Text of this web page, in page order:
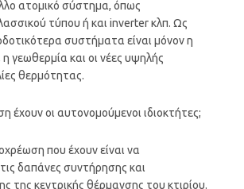
ατομικό σύστημα, όπως
τύπου ή και inverter κλπ. Ως
συστήματα είναι μόνον η
γεωθερμία και οι νέες υψηλής
θερμότητας.
έχουν οι αυτονομούμενοι ιδιοκτήτες;
που έχουν είναι να
δαπάνες συντήρησης και
της κεντρικής θέρμανσης του κτιρίου.